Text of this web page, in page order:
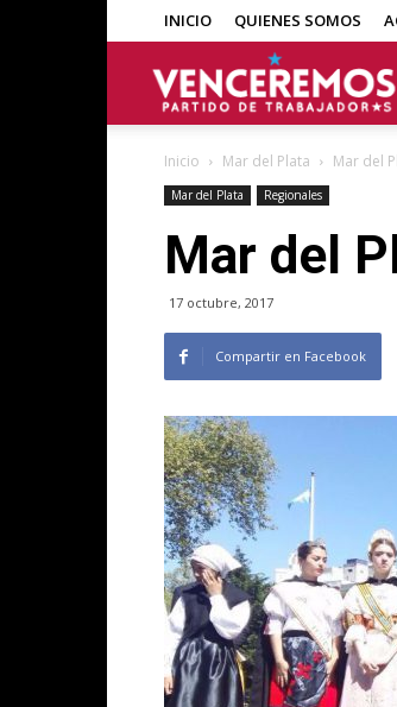
INICIO QUIENES SOMOS
Inicio Mar del Plata Mar del
Mar del Plata Regionales
Mar del
17 octubre, 2017
Compartir en Facebook